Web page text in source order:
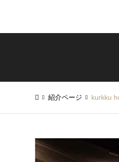
紹介ページ kurkku